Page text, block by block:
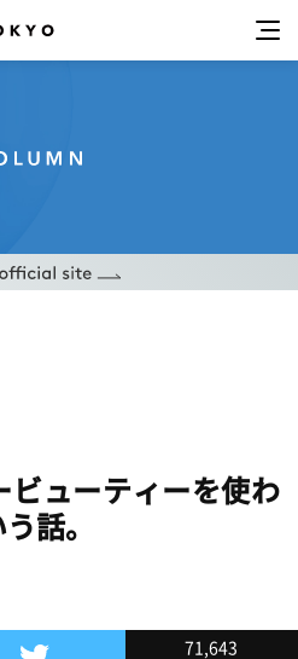
ビューティーを使わ
話。
71,643